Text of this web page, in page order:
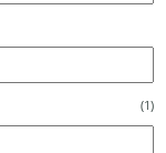
(1)